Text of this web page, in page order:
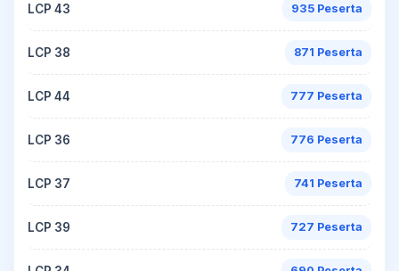
LCP 43 935 Peserta
LCP 38 871 Peserta
LCP 44 777 Peserta
LCP 36 776 Peserta
LCP 37 741 Peserta
LCP 39 727 Peserta